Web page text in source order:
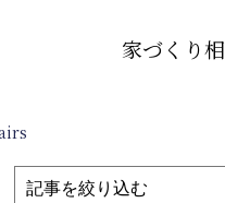
家づくり